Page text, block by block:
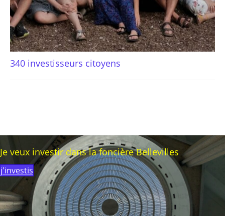
340 investisseurs citoyens
Je veux investir dans la foncière Bellevilles
j'investis